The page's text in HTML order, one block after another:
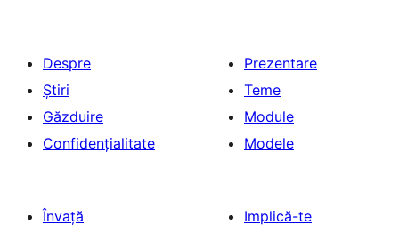
Despre
Știri
Găzduire
Confidențialitate
Prezentare
Teme
Module
Modele
Învață
Implică-te